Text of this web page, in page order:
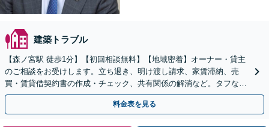
建築トラブル
【森ノ宮駅 徒歩1分】【初回相談無料】【地域密着】オーナー・貸主
のご相談をお受けします。立ち退き、明け渡し請求、家賃滞納、売
買・賃貸借契約書の作成・チェック、共有関係の解消など。タフな交
渉・訴訟はお任せください。【他士業連携】
料金表を見る